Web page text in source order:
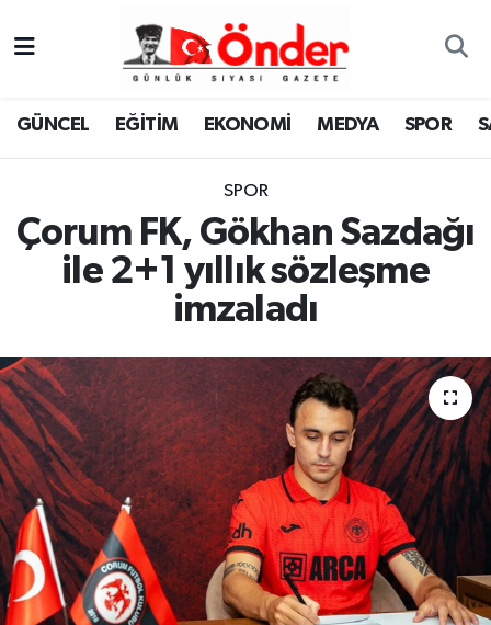
GÜNCEL EĞİTİM EKONOMİ MEDYA SPOR
SPOR
Çorum FK, Gökhan Sazdağı
ile 2+1 yıllık sözleşme
imzaladı
GÜNCEL
MEDYA
SAĞLIK
KÜLTÜR-SANAT
YAŞAM
RESMİ İLAN
Zonguldak Nöbetçi Eczaneler
Zonguldak Namaz Vakitleri
Zonguldak Trafik Yoğunluk Haritası
TFF 3.Lig 4.Grup Puan Durumu ve Fikstür
Tüm Manşetler
Son Dakika Haberleri
Haber Arşivi